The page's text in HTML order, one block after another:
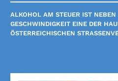
ALKOHOL AM STEUER IST
GESCHWINDIGKEIT EINE DER
ÖSTERREICHISCHEN